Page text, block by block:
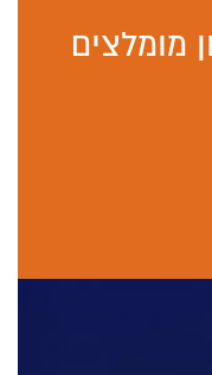
מומלצים